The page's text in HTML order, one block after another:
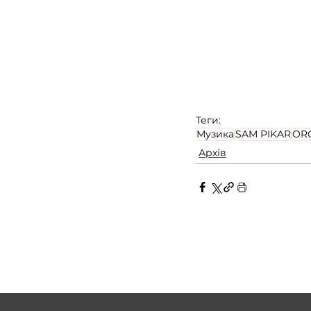
Теги:
МузикаSAM PIKAR
Архів